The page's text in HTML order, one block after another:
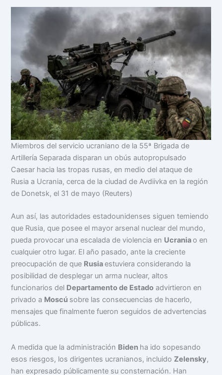
Miembros del servicio ucraniano de la 55ª Brigada de
Artillería Separada disparan un obús autopropulsado
Caesar hacia las tropas rusas, en medio del ataque de
Rusia a Ucrania, cerca de la ciudad de Avdiivka en la región
de Donetsk, el 31 de mayo (Reuters)
Aun así, las autoridades estadounidenses siguen temiendo
que Rusia, que posee el mayor arsenal nuclear del mundo,
pueda provocar una escalada de violencia en Ucrania o en
cualquier otro lugar. El año pasado, ante la creciente
preocupación de que Rusia estuviera considerando la
posibilidad de desplegar un arma nuclear, altos
funcionarios del Departamento de Estado advirtieron en
privado a Moscú sobre las consecuencias de hacerlo,
mensajes que finalmente fueron seguidos de advertencias
públicas.
A medida que la administración Biden ha ido sopesando
esos riesgos, los dirigentes ucranianos, incluidoZelensky,
han expresado públicamente su consternación. Han